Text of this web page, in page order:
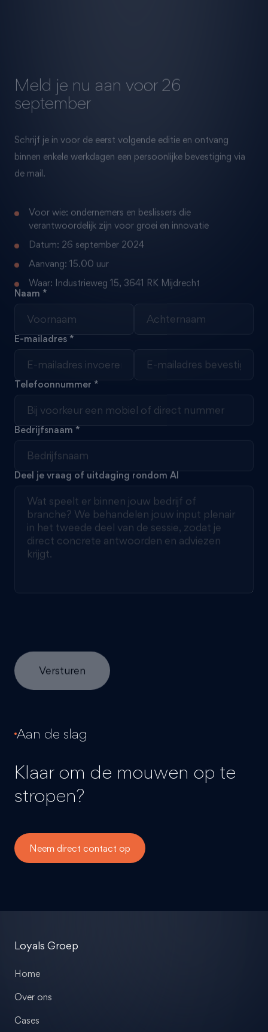
Meld je nu aan voor 26
september
binnen enkele werkdagen een persoonlijke bevestiging via
de mail.
verantwoordelijk zijn voor groei en innovatie
Datum: 26 september 2024
Aanvang: 15.00 uur
Waar: Industrieweg 15, 3641 RK Mijdrecht
Naam
Bedrijfsnaam
Deel je vraag of uitdaging rondom AI
Aan de slag
Klaar om de mouwen op te
stropen?
Neem direct contact op
Loyals Groep
Home
Over ons
Cases